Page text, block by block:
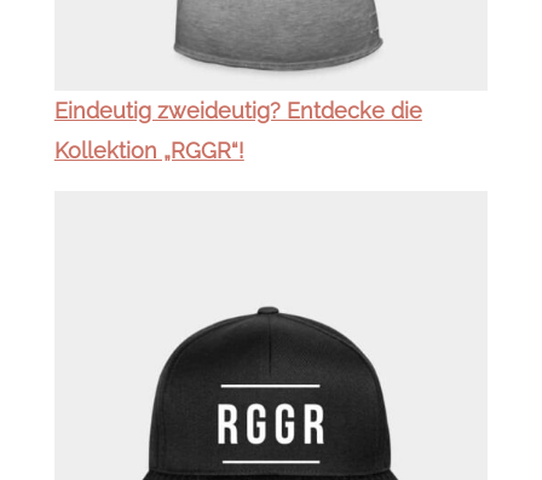
Eindeutig zweideutig? Entdecke die
Kollektion „RGGR“!